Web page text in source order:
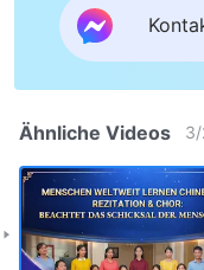
Ähnliche Videos 3/